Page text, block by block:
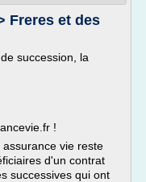
Freres et des
succession, la
!
vie reste
d'un contrat
successives qui ont